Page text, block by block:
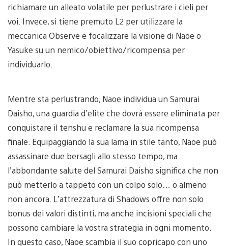
richiamare un alleato volatile per perlustrare i cieli per
voi. Invece, si tiene premuto L2 per utilizzare la
meccanica Observe e focalizzare la visione di Naoe o
Yasuke su un nemico/obiettivo/ricompensa per
individuarlo.
Mentre sta perlustrando, Naoe individua un Samurai
Daisho, una guardia d’elite che dovrà essere eliminata per
conquistare il tenshu e reclamare la sua ricompensa
finale. Equipaggiando la sua lama in stile tanto, Naoe può
assassinare due bersagli allo stesso tempo, ma
l’abbondante salute del Samurai Daisho significa che non
può metterlo a tappeto con un colpo solo… o almeno
non ancora. L’attrezzatura di Shadows offre non solo
bonus dei valori distinti, ma anche incisioni speciali che
possono cambiare la vostra strategia in ogni momento.
In questo caso, Naoe scambia il suo copricapo con uno